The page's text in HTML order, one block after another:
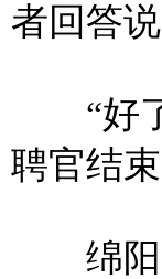
者回答说
“好了
聘官结束
绵阳防